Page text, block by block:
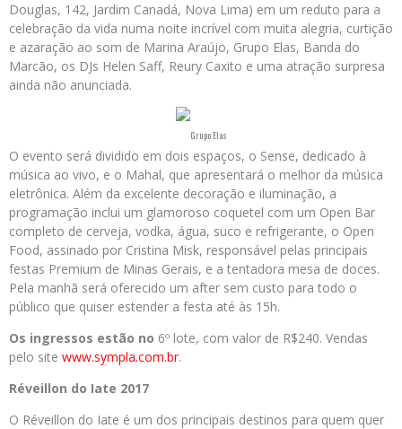
Douglas, 142, Jardim Canadá, Nova Lima) em um reduto para a
celebração da vida numa noite incrível com muita alegria, curtição
e azaração ao som de Marina Araújo, Grupo Elas, Banda do
Marcão, os DJs Helen Saff, Reury Caxito e uma atração surpresa
ainda não anunciada.
Grupo Elas
O evento será dividido em dois espaços, o Sense, dedicado à
música ao vivo, e o Mahal, que apresentará o melhor da música
eletrônica. Além da excelente decoração e iluminação, a
programação inclui um glamoroso coquetel com um Open Bar
completo de cerveja, vodka, água, suco e refrigerante, o Open
Food, assinado por Cristina Misk, responsável pelas principais
festas Premium de Minas Gerais, e a tentadora mesa de doces.
Pela manhã será oferecido um after sem custo para todo o
público que quiser estender a festa até às 15h.
Os ingressos estão no 6º lote, com valor de R$240. Vendas
pelo site www.sympla.com.br.
Réveillon do Iate 2017
O Réveillon do Iate é um dos principais destinos para quem quer